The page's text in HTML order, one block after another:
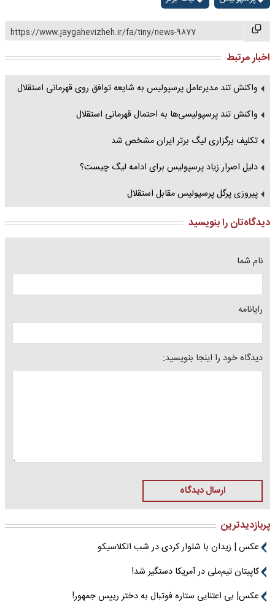
https://www.jaygahevizheh.ir/fa/tiny/news-9877
اخبار مرتبط
واکنش تند مدیرعامل پرسپولیس به شایعه توافق روی قهرمانی استقلال
واکنش تند پرسپولیسی‌ها به احتمال قهرمانی استقلال
تکلیف برگزاری لیگ برتر ایران مشخص شد
دلیل اصرار زیاد پرسپولیس برای ادامه لیگ چیست؟
پیروزی پرگل پرسپولیس مقابل استقلال
دیدگاه‌تان را بنویسید
نام شما
رایانامه
دیدگاه خود را اینجا بنویسید:
ارسال دیدگاه
پربازدیدترین
عکس | زیدان با شلوار کردی در شب الکلاسیکو
کاپیتان تیم‌ملی در آمریکا دستگیر شد!
عکس| بی اعتنایی ستاره فوتبال به دختر رییس جمهور!